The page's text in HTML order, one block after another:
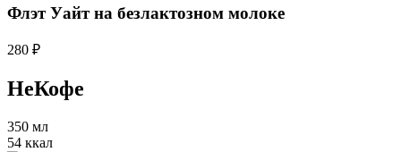
Флэт Уайт на безлактозном молоке
280 ₽
НеКофе
350 мл
54 ккал